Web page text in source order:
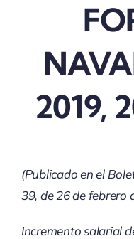
2019,
(Publicado en el
39, de 26 de febrero
Incremento salarial